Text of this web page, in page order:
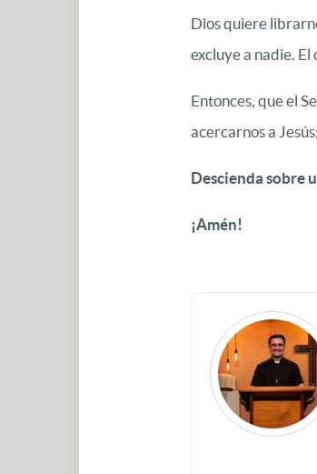
Dios quiere
excluye a nadie.
Entonces, que el
acercarnos a
Descienda sobre
¡Amén!